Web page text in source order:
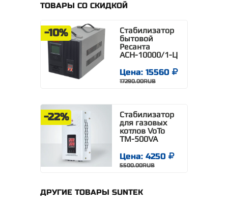
ТОВАРЫ СО СКИДКОЙ
-10%
Стабилизатор
бытовой
Ресанта
АСН-10000/1-Ц
Цена: 15560
17290.00RUB
-22%
Стабилизатор
для газовых
котлов VoTo
TM-500VA
Цена: 4250
5500.00RUB
ДРУГИЕ ТОВАРЫ SUNTEK